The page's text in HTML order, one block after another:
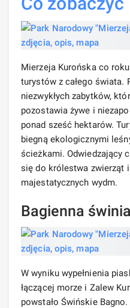
Mierzeja Kurońska co
turystów z całego świata.
niezwykłych zabytków,
pozostawia żywe i
ponad sześć hektarów.
biegną ekologicznymi
ścieżkami. Odwiedzający
się do królestwa zwierząt
majestatycznych wydm.
Bagienna świnia
W wyniku wypełnienia
łączącej morze i Zalew
powstało Świńskie